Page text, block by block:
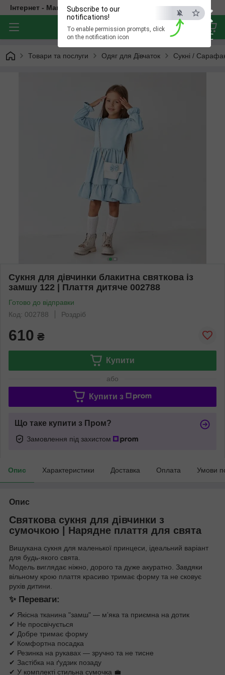
×
ESC
Subscribe to our
notifications!
To enable permission prompts, click
on the notification icon
Інтернет - Магазин Дитячого Одягу
Товари та послуги Одяг для Дівчаток Сукні /
Сукня для дівчинки блакитна святкова із
замшу 122 | Плаття дитяче 002788
Готово до відправки
Код: 002788
Роздріб
610 ₴
Купити
або
Купити з
Що таке купити з Пром?
Замовлення під захистом
Опис Характеристики Доставка Оплата Умови
Опис
Святкова сукня для дівчинки з
сумочкою | Нарядне плаття для свята
Вишукана сукня для маленької принцеси, ідеальний варіант
для будь-якого свята.
Модель виглядає ніжно, дорого та дуже акуратно. Завдяки
вільному крою плаття красиво тримає форму та не сковує
рухів дитини.
✨ Переваги:
✔ Якісна тканина "замш" — м’яка та приємна на дотик
✔ Не просвічується
✔ Добре тримає форму
✔ Комфортна посадка
✔ Резинка на рукавах — зручно та не тисне
✔ Застібка на ґудзик позаду
✔ У комплекті стильна сумочка 💼